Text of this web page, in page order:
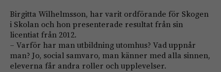
Birgitta Wilhelmsson, har varit ordförande för Skogen
i Skolan och hon presenterade resultat från sin
licentiat från 2012.
– Varför har man utbildning utomhus? Vad uppnår
man? Jo, social samvaro, man känner med alla sinnen,
eleverna får andra roller och upplevelser.